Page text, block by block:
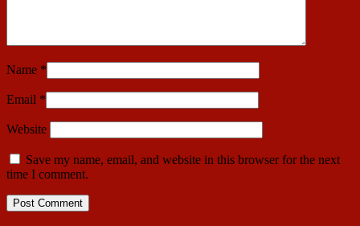
Name *
Email *
Website
Save my name, email, and website in this browser for the next
time I comment.